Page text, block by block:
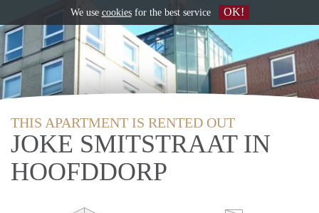
THIS APARTMENT IS RENTED OUT
JOKE SMITSTRAAT IN
HOOFDDORP
We use cookiesfor the best service OK!